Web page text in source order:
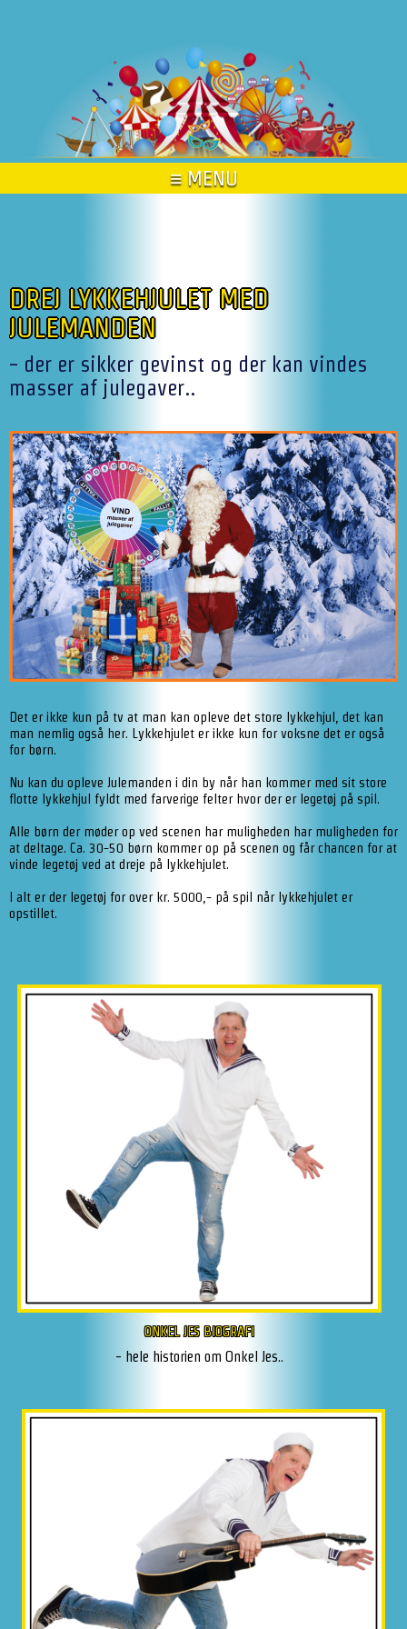
≡ MENU
DREJ LYKKEHJULET MED
JULEMANDEN
- der er sikker gevinst og der kan vindes
masser af julegaver..
Det er ikke kun på tv at man kan opleve det store lykkehjul, det kan
man nemlig også her. Lykkehjulet er ikke kun for voksne det er også
for børn.
Nu kan du opleve Julemanden i din by når han kommer med sit store
flotte lykkehjul fyldt med farverige felter hvor der er legetøj på spil.
Alle børn der møder op ved scenen har muligheden har muligheden for
at deltage. Ca. 30-50 børn kommer op på scenen og får chancen for at
vinde legetøj ved at dreje på lykkehjulet.
I alt er der legetøj for over kr. 5000,- på spil når lykkehjulet er
opstillet.
ONKEL JES BIOGRAFI
- hele historien om Onkel Jes..